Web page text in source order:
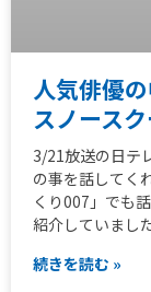
人気俳優
スノース
3/21放送の日テ
の事を話してく
くり007」でも
紹介していまし
続きを読む »